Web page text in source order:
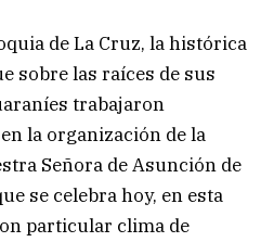
de La Cruz, la histórica
sobre las raíces de sus
trabajaron
la organización de la
Señora de Asunción de
se celebra hoy, en esta
particular clima de